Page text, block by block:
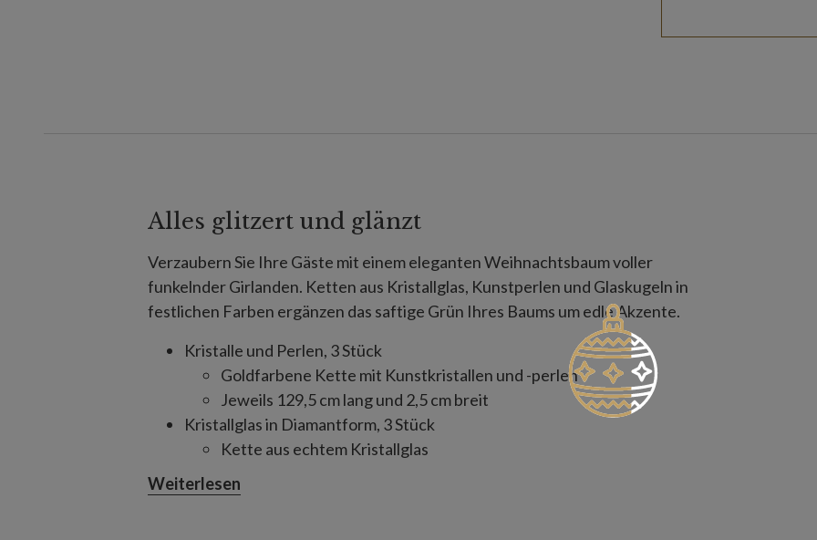
Alles glitzert und glänzt
Verzaubern Sie Ihre Gäste mit einem eleganten Weihnachtsbaum voller
funkelnder Girlanden. Ketten aus Kristallglas, Kunstperlen und Glaskugeln in
festlichen Farben ergänzen das saftige Grün Ihres Baums um edle Akzente.
Kristalle und Perlen, 3 Stück
Goldfarbene Kette mit Kunstkristallen und -perlen
Jeweils 129,5 cm lang und 2,5 cm breit
Kristallglas in Diamantform, 3 Stück
Kette aus echtem Kristallglas
Kristallformationen, 3 Stück
Weiterlesen